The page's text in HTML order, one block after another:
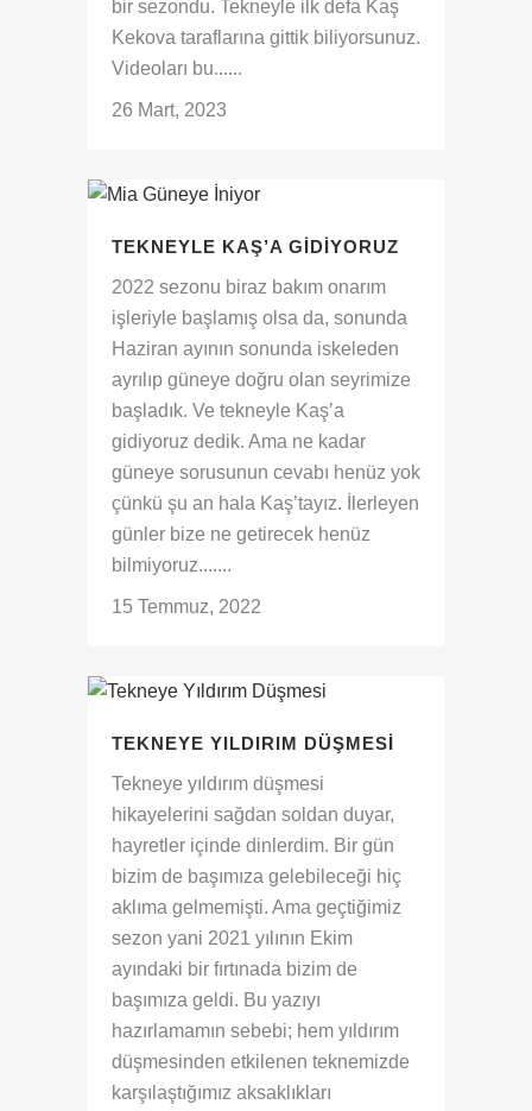
bir sezondu. Tekneyle ilk defa Kaş
Kekova taraflarına gittik biliyorsunuz.
Videoları bu......
26 Mart, 2023
TEKNEYLE KAŞ’A GIDIYORUZ
2022 sezonu biraz bakım onarım
işleriyle başlamış olsa da, sonunda
Haziran ayının sonunda iskeleden
ayrılıp güneye doğru olan seyrimize
başladık. Ve tekneyle Kaş’a
gidiyoruz dedik. Ama ne kadar
güneye sorusunun cevabı henüz yok
çünkü şu an hala Kaş’tayız. İlerleyen
günler bize ne getirecek henüz
bilmiyoruz.......
15 Temmuz, 2022
TEKNEYE YILDIRIM DÜŞMESI
Tekneye yıldırım düşmesi
hikayelerini sağdan soldan duyar,
hayretler içinde dinlerdim. Bir gün
bizim de başımıza gelebileceği hiç
aklıma gelmemişti. Ama geçtiğimiz
sezon yani 2021 yılının Ekim
ayındaki bir fırtınada bizim de
başımıza geldi. Bu yazıyı
hazırlamamın sebebi; hem yıldırım
düşmesinden etkilenen teknemizde
karşılaştığımız aksaklıkları